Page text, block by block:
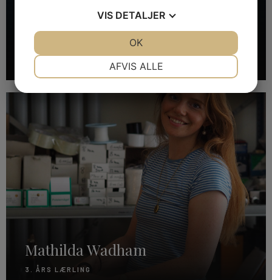
Brian Liebeck
EJER - MØBELPOLSTRER OG TAPETSERER
Mathilda Wadham
3. ÅRS LÆRLING
VIS DETALJER
STATISTIK
AFVIS ALLE
OK